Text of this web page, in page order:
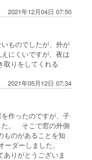
2021年12月04日 07:50
ものでしたが、外が
にくいですが、夜は
取りをしてくれる
2021年05月12日 07:34
作ったのですが、子
た。 そこで窓の外側
ものがあることを知
ーダーしました。
りがとうございま